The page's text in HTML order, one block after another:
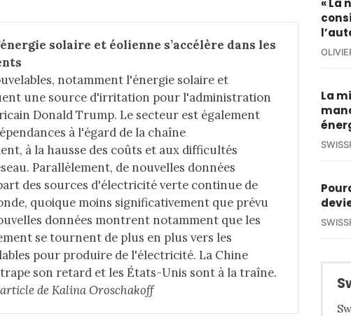
solaire et éolienne s’accélère dans les
notamment l'énergie solaire et
une source d'irritation pour l'administration
Donald Trump. Le secteur est également
à l'égard de la chaîne
à la hausse des coûts et aux difficultés
Parallèlement, de nouvelles données
des sources d'électricité verte continue de
quoique moins significativement que prévu
données montrent notamment que les
se tournent de plus en plus vers les
pour produire de l'électricité. La Chine
son retard et les États-Unis sont à la traîne.
de Kalina Oroschakoff
« La
La